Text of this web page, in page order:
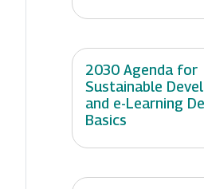
2030 Agenda for
Sustainable
and e-Learning
Basics